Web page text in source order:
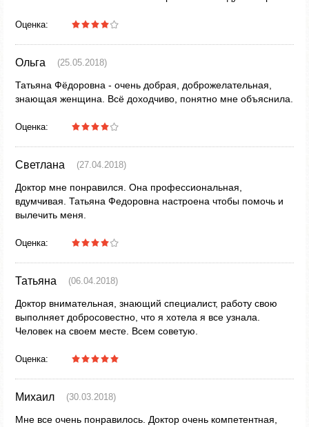
Оценка:
Ольга (25.05.2018)
Татьяна Фёдоровна - очень добрая, доброжелательная,
знающая женщина. Всё доходчиво, понятно мне объяснила.
Оценка:
Светлана (27.04.2018)
Доктор мне понравился. Она профессиональная,
вдумчивая. Татьяна Федоровна настроена чтобы помочь и
вылечить меня.
Оценка:
Татьяна (06.04.2018)
Доктор внимательная, знающий специалист, работу свою
выполняет добросовестно, что я хотела я все узнала.
Человек на своем месте. Всем советую.
Оценка:
Михаил (30.03.2018)
Мне все очень понравилось. Доктор очень компетентная,